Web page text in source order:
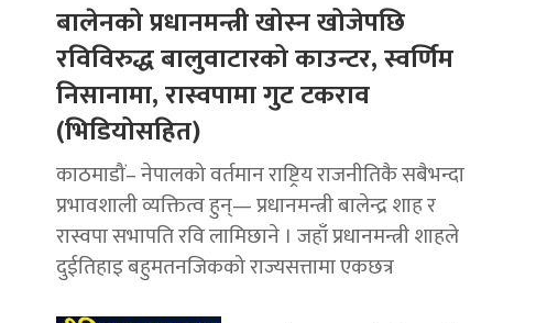
बालेनको प्रधानमन्त्री खोस्न खोजेपछि
रविविरुद्ध बालुवाटारको काउन्टर, स्वर्णिम
निसानामा, रास्वपामा गुट टकराव
(भिडियोसहित)
काठमाडौं– नेपालको वर्तमान राष्ट्रिय राजनीतिकै सबैभन्दा
प्रभावशाली व्यक्तित्व हुन्— प्रधानमन्त्री बालेन्द्र शाह र
रास्वपा सभापति रवि लामिछाने । जहाँ प्रधानमन्त्री शाहले
दुईतिहाइ बहुमतनजिकको राज्यसत्तामा एकछत्र